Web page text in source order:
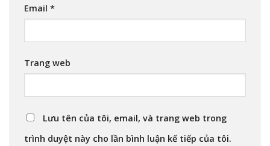
Email *
Trang web
Lưu tên của tôi, email, và trang web trong
trình duyệt này cho lần bình luận kế tiếp của tôi.